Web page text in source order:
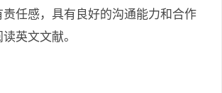
责任感，具有良好的沟通能力和合作
英文文献。